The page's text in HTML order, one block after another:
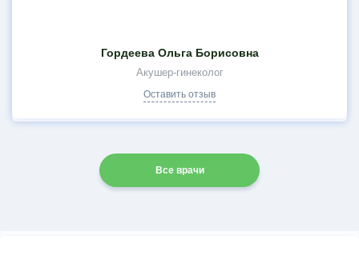
Гордеева Ольга Борисовна
Акушер-гинеколог
Оставить отзыв
Все врачи